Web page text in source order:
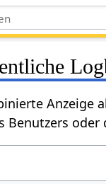
Anzeige
Benutzers